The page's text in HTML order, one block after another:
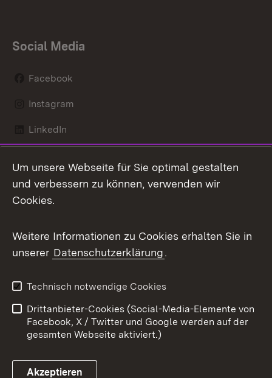
Social Media
Facebook
Instagram
LinkedIn
X / Twitter
Youtube
Kontakt
Datenschutz
Barrierefreiheit
Impressum
Cookies
Um unsere Webseite für Sie optimal gestalten
und verbessern zu können, verwenden wir
Cookies.
Weitere Informationen zu Cookies erhalten Sie in
unserer Datenschutzerklärung.
Technisch notwendige Cookies
Drittanbieter-Cookies (Social-Media-Elemente von
Facebook, X / Twitter und Google werden auf der
gesamten Webseite aktiviert.)
Akzeptieren